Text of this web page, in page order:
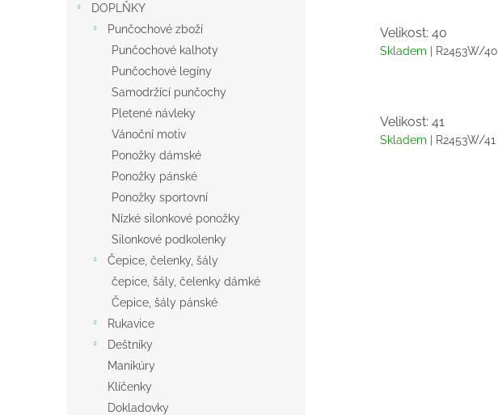
DOPLŇKY
Punčochové zboží
Punčochové kalhoty
Punčochové legíny
Samodržící punčochy
Pletené návleky
Vánoční motiv
Ponožky dámské
Ponožky pánské
Ponožky sportovní
Nízké silonkové ponožky
Silonkové podkolenky
Čepice, čelenky, šály
čepice, šály, čelenky dámké
Čepice, šály pánské
Rukavice
Deštníky
Manikúry
Klíčenky
Dokladovky
Velikost: 40
Skladem | R2453W/40
Velikost: 41
Skladem | R2453W/41